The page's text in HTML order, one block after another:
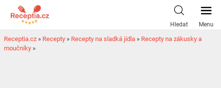
Hledat Menu
Receptia.cz » Recepty » Recepty na sladká jídla » Recepty na zákusky a
moučníky »